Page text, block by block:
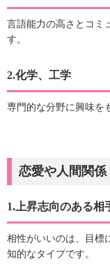
言語能力の高さとコミ
す。
2.化学、工学
専門的な分野に興味を
恋愛や人間関係
1.上昇志向のある相
相性がいいのは、目標
知的なタイプです。